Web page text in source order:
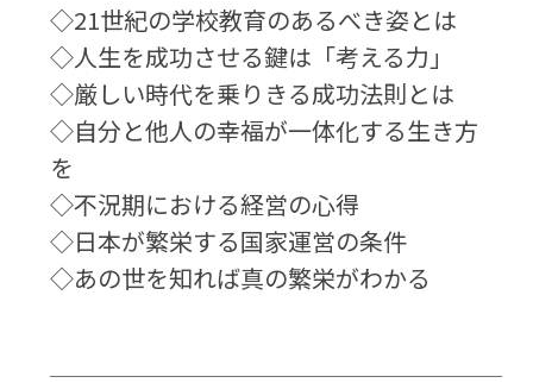
◇21世紀の学校教育のあるべき姿とは
◇人生を成功させる鍵は「考える力」
◇厳しい時代を乗りきる成功法則とは
◇自分と他人の幸福が一体化する生き方
を
◇不況期における経営の心得
◇日本が繁栄する国家運営の条件
◇あの世を知れば真の繁栄がわかる